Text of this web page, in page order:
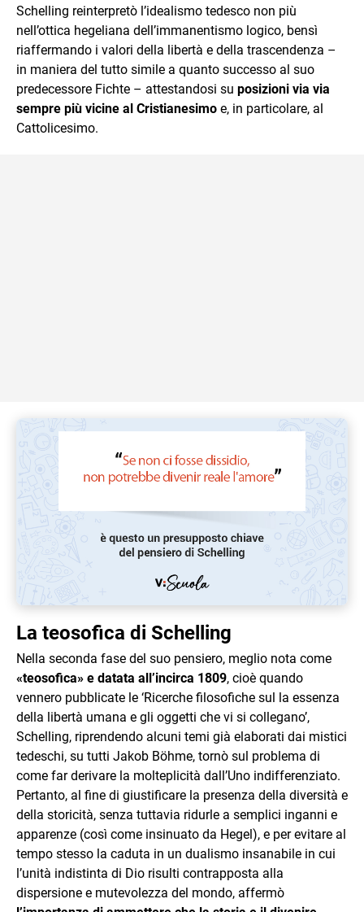
Schelling reinterpretò l’idealismo tedesco non più
nell’ottica hegeliana dell’immanentismo logico, bensì
riaffermando i valori della libertà e della trascendenza –
in maniera del tutto simile a quanto successo al suo
predecessore Fichte – attestandosi su posizioni via via
sempre più vicine al Cristianesimo e, in particolare, al
Cattolicesimo.
La teosofica di Schelling
Nella seconda fase del suo pensiero, meglio nota come
«teosofica» e datata all’incirca 1809, cioè quando
vennero pubblicate le ‘Ricerche filosofiche sul la essenza
della libertà umana e gli oggetti che vi si collegano’,
Schelling, riprendendo alcuni temi già elaborati dai mistici
tedeschi, su tutti Jakob Böhme, tornò sul problema di
come far derivare la molteplicità dall’Uno indifferenziato.
Pertanto, al fine di giustificare la presenza della diversità e
della storicità, senza tuttavia ridurle a semplici inganni e
apparenze (così come insinuato da Hegel), e per evitare al
tempo stesso la caduta in un dualismo insanabile in cui
l’unità indistinta di Dio risulti contrapposta alla
dispersione e mutevolezza del mondo, affermò